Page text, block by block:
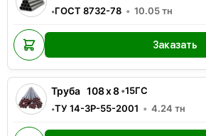
•ГОСТ 8732-78 10.05тн
Заказать
Труба 108x8•15ГС
•ТУ 14-3Р-55-2001 4.24 тн